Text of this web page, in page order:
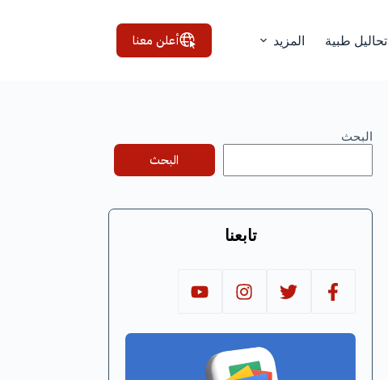
تحاليل طبية المزيد أعلن معنا
البحث
البحث
تابعنا